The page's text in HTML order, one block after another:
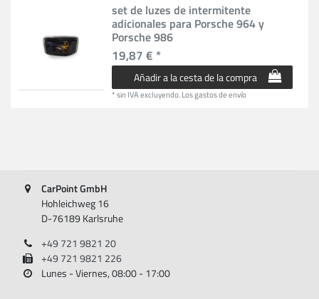
set de luzes de intermitente
adicionales para Porsche 964 y
Porsche 986
19,87 € *
Añadir a la cesta de la compra
*sin IVAexcluyendo.Los gastos de envío
CarPoint GmbH
Hohleichweg 16
D-76189 Karlsruhe
+49 721 9821 20
+49 721 9821 226
Lunes - Viernes, 08:00 - 17:00